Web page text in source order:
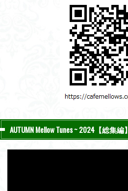
AUTUMN Mellow Tunes ~ 2024【総集編】